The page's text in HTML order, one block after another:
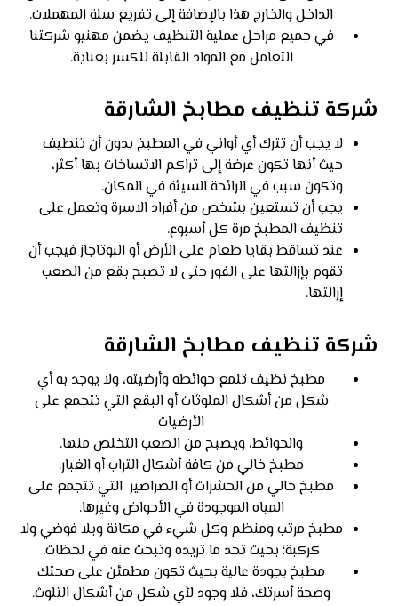
الداخل والخارج هذا بالإضافة إلى تفريغ سلة المهملات.
في جميع مراحل عملية التنظيف يضمن مهنيو شركتنا
التعامل مع المواد القابلة للكسر بعناية.
شركة تنظيف مطابخ الشارقة
لا يجب أن تترك أي أواني في المطبخ بدون أن تنظيف
حيث أنها تكون عرضة إلى تراكم الاتساخات بها أكثر،
وتكون سبب في الرائحة السيئة في المكان.
يجب أن تستعين بشخص من أفراد الاسرة وتعمل على
تنظيف المطبخ مرة كل أسبوع.
عند تساقط بقايا طعام على الأرض أو البوتاجاز فيجب أن
تقوم بإزالتها على الفور حتى لا تصبح بقع من الصعب
إزالتها.
شركة تنظيف مطابخ الشارقة
مطبخ نظيف تلمع حوائطه وأرضيته، ولا يوجد به أي
شكل من أشكال الملوثات أو البقع التي تتجمع على
الأرضيات
والحوائط، ويصبح من الصعب التخلص منها.
مطبخ خالي من كافة أشكال التراب أو الغبار.
مطبخ خالي من الحشرات أو الصراصير التي تتجمع على
المياه الموجودة في الأحواض وغيرها.
مطبخ مرتب ومنظم وكل شيء في مكانة وبلا فوضي ولا
كركبة؛ بحيث تجد ما تريده وتبحث عنه في لحظات.
مطبخ بجودة عالية بحيث تكون مطمئن على صحتك
وصحة أسرتك، فلا وجود لأي شكل من أشكال التلوث.